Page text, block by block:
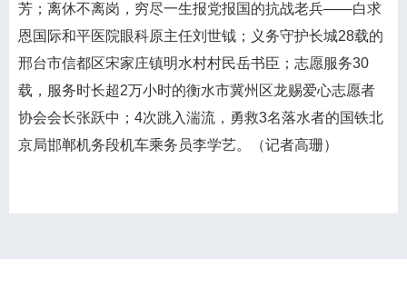
芳；离休不离岗，穷尽一生报党报国的抗战老兵——白求
恩国际和平医院眼科原主任刘世钺；义务守护长城28载的
邢台市信都区宋家庄镇明水村村民岳书臣；志愿服务30
载，服务时长超2万小时的衡水市冀州区龙赐爱心志愿者
协会会长张跃中；4次跳入湍流，勇救3名落水者的国铁北
京局邯郸机务段机车乘务员李学艺。（记者高珊）